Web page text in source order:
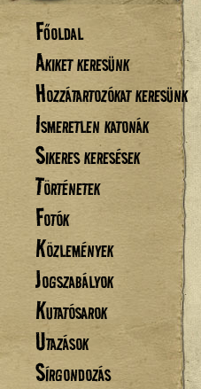
Főoldal
Akiket keresünk
Hozzátartozókat keresünk
Ismeretlen katonák
Sikeres keresések
Történetek
Fotók
Közlemények
Jogszabályok
Kutatósarok
Utazások
Sírgondozás